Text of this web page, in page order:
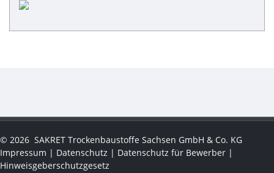
© 2026 SAKRET Trockenbaustoffe Sachsen GmbH & Co. KG
Impressum | Datenschutz | Datenschutz für Bewerber |
Hinweisgeberschutzgesetz